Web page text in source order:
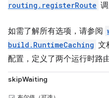
routing.registerRoute 调
如需了解所有选项，请参阅
build.RuntimeCaching 文
配置，定义了两个运行时路
skipWaiting